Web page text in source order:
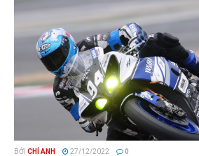
BỞI CHÍ ANH 27/12/2022 0